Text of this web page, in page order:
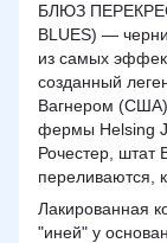
БЛЮЗ
BLUES) —
из самых
созданный
Вагнером (США).
фермы Helsing
Рочестер, штат
переливаются,
Лакированная
"иней" у